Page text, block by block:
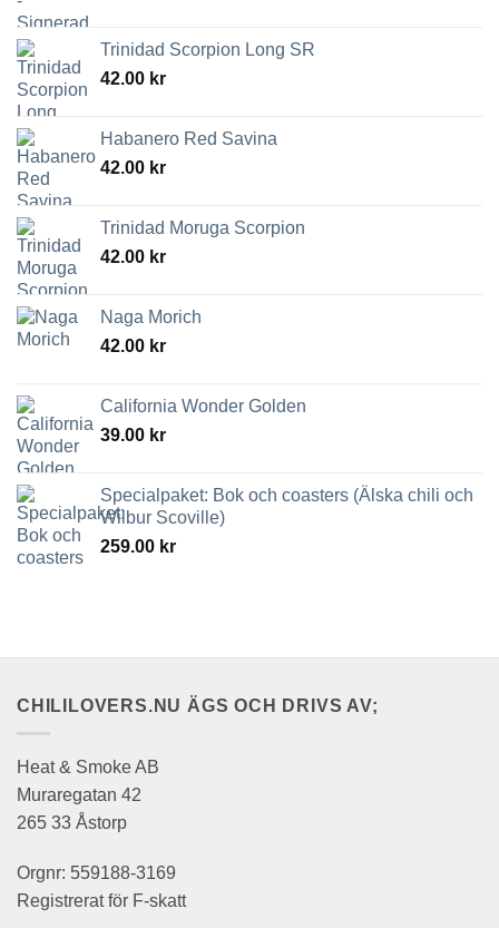
Trinidad Scorpion Long SR
42.00 kr
Habanero Red Savina
42.00 kr
Trinidad Moruga Scorpion
42.00 kr
Naga Morich
42.00 kr
California Wonder Golden
39.00 kr
Specialpaket: Bok och coasters (Älska chili och
Wilbur Scoville)
259.00 kr
CHILILOVERS.NU ÄGS OCH DRIVS AV;
Heat & Smoke AB
Muraregatan 42
265 33 Åstorp
Orgnr: 559188-3169
Registrerat för F-skatt